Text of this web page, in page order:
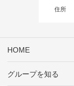
住所
HOME
グループを知る